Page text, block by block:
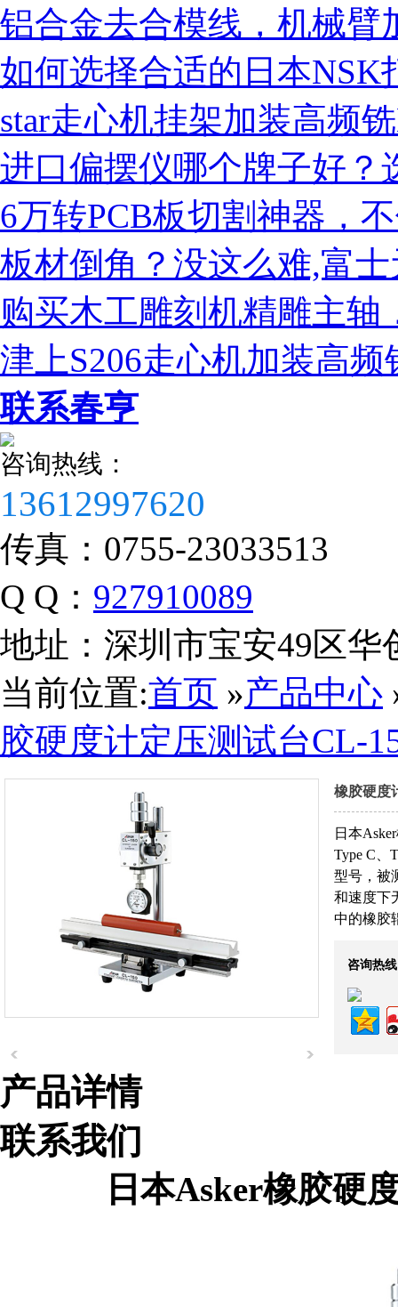
税务登记证
铝合金去合模线，机械臂
如何选择合适的日本NSK
star走心机挂架加装高频
进口偏摆仪哪个牌子好？
6万转PCB板切割神器，
板材倒角？没这么难,富
购买木工雕刻机精雕主
津上S206走心机加装高
联系春亨
咨询热线：
13612997620
传真： 0755-23033513
Q Q： 927910089
地址： 深圳市宝安49区华
当前位置:首页 »产品中心
胶硬度计定压测试台CL-
橡胶硬度
日本
Type C、
型号，被
和速度下
中的橡胶
咨询热
产品详情
联系我们
日本Asker橡胶硬